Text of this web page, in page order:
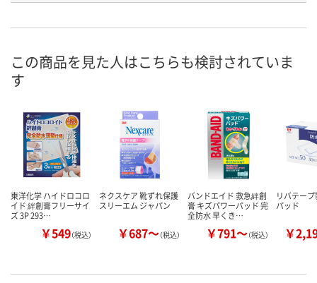
8月11日（火）
カゴへ カゴへ カ
この商品を見た人はこちらも検討されていま
す
東洋化学 ハイドロコロ
イド 絆創膏フリーサイ
ズ 3P 293…
￥549（税込）
ネクスケア 靴ずれ保護
スリーエム ジャパン
￥687～（税込）
バンドエイド 救急絆創
膏 キズパワーパッド 完
全防水 早くき…
￥791～（税込）
リバテー
パッド
￥